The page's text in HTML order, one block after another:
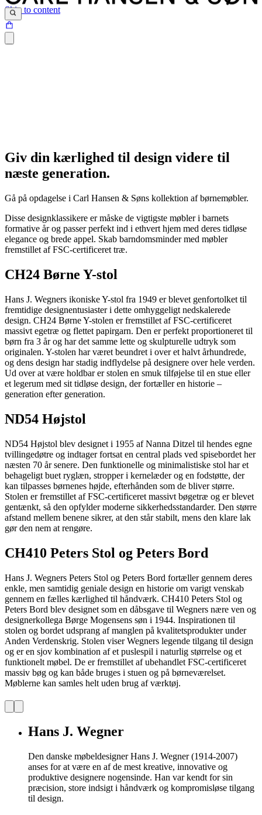
Skip to content
Giv din kærlighed til design videre til
næste generation.
Gå på opdagelse i Carl Hansen & Søns kollektion af børnemøbler.
Disse designklassikere er måske de vigtigste møbler i barnets
formative år og passer perfekt ind i ethvert hjem med deres tidløse
elegance og brede appel. Skab barndomsminder med møbler
fremstillet af FSC-certificeret træ.
CH24 Børne Y-stol
Hans J. Wegners ikoniske Y-stol fra 1949 er blevet genfortolket til
fremtidige designentusiaster i dette omhyggeligt nedskalerede
design. CH24 Børne Y-stolen er fremstillet af FSC-certificeret
massivt egetræ og flettet papirgarn. Den er perfekt proportioneret til
børn fra 3 år og har det samme lette og skulpturelle udtryk som
originalen. Y-stolen har været beundret i over et halvt århundrede,
og dens design har stadig indflydelse på designere over hele verden.
Ud over at være holdbar er stolen en smuk tilføjelse til en stue eller
et legerum med sit tidløse design, der fortæller en historie –
generation efter generation.
ND54 Højstol
ND54 Højstol blev designet i 1955 af Nanna Ditzel til hendes egne
tvillingedøtre og indtager fortsat en central plads ved spisebordet her
næsten 70 år senere. Den funktionelle og minimalistiske stol har et
behageligt buet ryglæn, stropper i kernelæder og en fodstøtte, der
kan tilpasses børnenes højde, efterhånden som de bliver større.
Stolen er fremstillet af FSC-certificeret massivt bøgetræ og er blevet
gentænkt, så den opfylder moderne sikkerhedsstandarder. Den større
afstand mellem benene sikrer, at den står stabilt, mens den klare lak
gør den nem at rengøre.
CH410 Peters Stol og Peters Bord
Hans J. Wegners Peters Stol og Peters Bord fortæller gennem deres
enkle, men samtidig geniale design en historie om varigt venskab
gennem en fælles kærlighed til håndværk. CH410 Peters Stol og
Peters Bord blev designet som en dåbsgave til Wegners nære ven og
designerkollega Børge Mogensens søn i 1944. Inspirationen til
stolen og bordet udsprang af manglen på kvalitetsprodukter under
Anden Verdenskrig. Stolen viser Wegners legende tilgang til design
og er en sjov kombination af et puslespil i naturlig størrelse og et
funktionelt møbel. De er fremstillet af ubehandlet FSC-certificeret
massiv bøg og kan både bruges i stuen og på børneværelset.
Møblerne kan samles helt uden brug af værktøj.
Hans J. Wegner
Den danske møbeldesigner Hans J. Wegner (1914-2007)
anses for at være en af de mest kreative, innovative og
produktive designere nogensinde. Han var kendt for sin
præcision, store indsigt i håndværk og kompromisløse tilgang
til design.